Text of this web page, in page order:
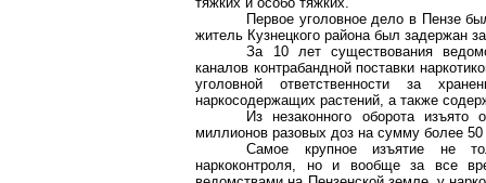
Первое уголовное дело в Пензе
житель Кузнецкого района был задержан
За 10 лет существования
каналов контрабандной поставки
уголовной ответственности за
наркосодержащих растений, а также
Из незаконного оборота изъято
миллионов разовых доз на сумму более
Самое крупное изъятие не
наркоконтроля, но и вообще за все